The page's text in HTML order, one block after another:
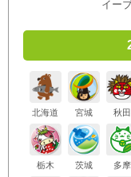
イー
北海道 宮城 秋田
栃木 茨城 多摩